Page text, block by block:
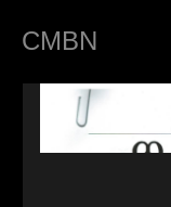
i
CMBN